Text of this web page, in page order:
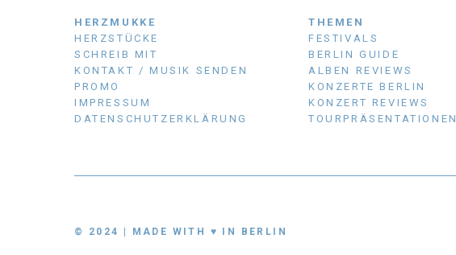
HERZMUKKE
HERZSTÜCKE
SCHREIB MIT
KONTAKT / MUSIK SENDEN
PROMO
IMPRESSUM
DATENSCHUTZERKLÄRUNG
THEMEN
FESTIVALS
BERLIN GUIDE
ALBEN REVIEWS
KONZERTE BERLIN
KONZERT REVIEWS
TOURPRÄSENTATIONEN
© 2024 | MADE WITH ♥ IN BERLIN